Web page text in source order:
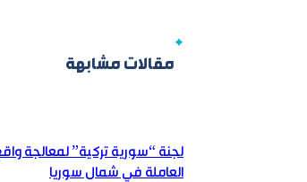
مقالات مشابهة
لجنة “سورية تركية” لمعالجة
العاملة في شمال سوريا